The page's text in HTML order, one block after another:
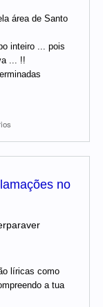
área de Santo
inteiro ... pois
... !!
no
líricas como
a tua